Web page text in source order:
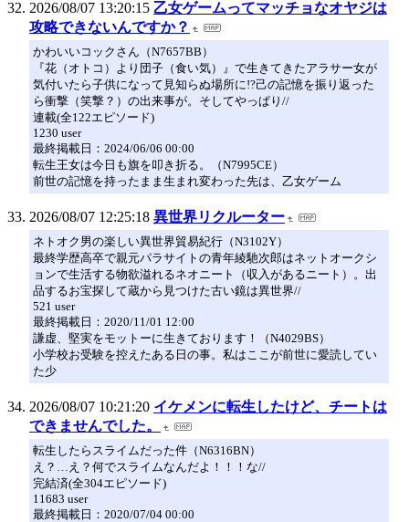
2026/08/07 13:20:15 乙女ゲームってマッチョなオヤジは
攻略できないんですか？
かわいいコックさん（N7657BB）
『花（オトコ）より団子（食い気）』で生きてきたアラサー女が
気付いたら子供になって見知らぬ場所に!?己の記憶を振り返った
ら衝撃（笑撃？）の出来事が。そしてやっぱり//
連載(全122エピソード)
1230 user
最終掲載日：2024/06/06 00:00
転生王女は今日も旗を叩き折る。（N7995CE）
前世の記憶を持ったまま生まれ変わった先は、乙女ゲーム
2026/08/07 12:25:18 異世界リクルーター
ネトオク男の楽しい異世界貿易紀行（N3102Y）
最終学歴高卒で親元パラサイトの青年綾馳次郎はネットオークシ
ョンで生活する物欲溢れるネオニート（収入があるニート）。出
品するお宝探して蔵から見つけた古い鏡は異世界//
521 user
最終掲載日：2020/11/01 12:00
謙虚、堅実をモットーに生きております！（N4029BS）
小学校お受験を控えたある日の事。私はここが前世に愛読してい
た少
2026/08/07 10:21:20 イケメンに転生したけど、チートは
できませんでした。
転生したらスライムだった件（N6316BN）
え？…え？何でスライムなんだよ！！！な//
完結済(全304エピソード)
11683 user
最終掲載日：2020/07/04 00:00